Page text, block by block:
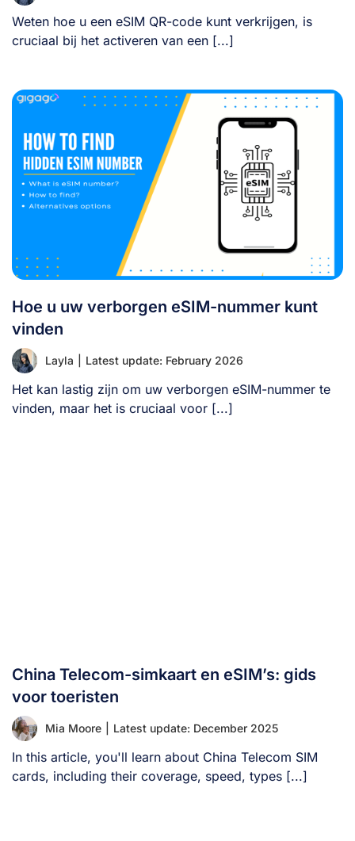
Weten hoe u een eSIM QR-code kunt verkrijgen, is
cruciaal bij het activeren van een [...]
Hoe u uw verborgen eSIM-nummer kunt
vinden
Layla Latest update: February 2026
Het kan lastig zijn om uw verborgen eSIM-nummer te
vinden, maar het is cruciaal voor [...]
China Telecom-simkaart en eSIM’s: gids
voor toeristen
Mia Moore Latest update: December 2025
In this article, you'll learn about China Telecom SIM
cards, including their coverage, speed, types [...]